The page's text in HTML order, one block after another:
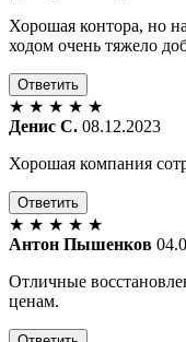
Хорошая контора, но
ходом очень тяжело
Ответить
★ ★ ★ ★ ★
Денис С. 08.12.2023
Хорошая компания
Ответить
★ ★ ★ ★ ★
Антон Пышенков
Отличные
ценам.